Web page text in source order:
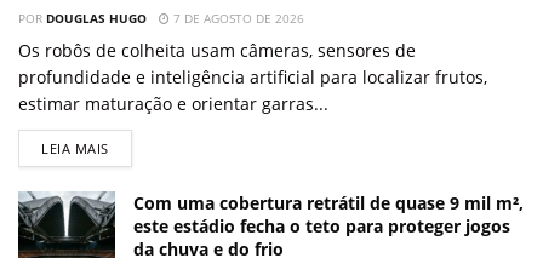
POR DOUGLAS HUGO 7 DE AGOSTO DE 2026
Os robôs de colheita usam câmeras, sensores de
profundidade e inteligência artificial para localizar frutos,
estimar maturação e orientar garras...
LEIA MAIS
Com uma cobertura retrátil de quase 9 mil m²,
este estádio fecha o teto para proteger jogos
da chuva e do frio